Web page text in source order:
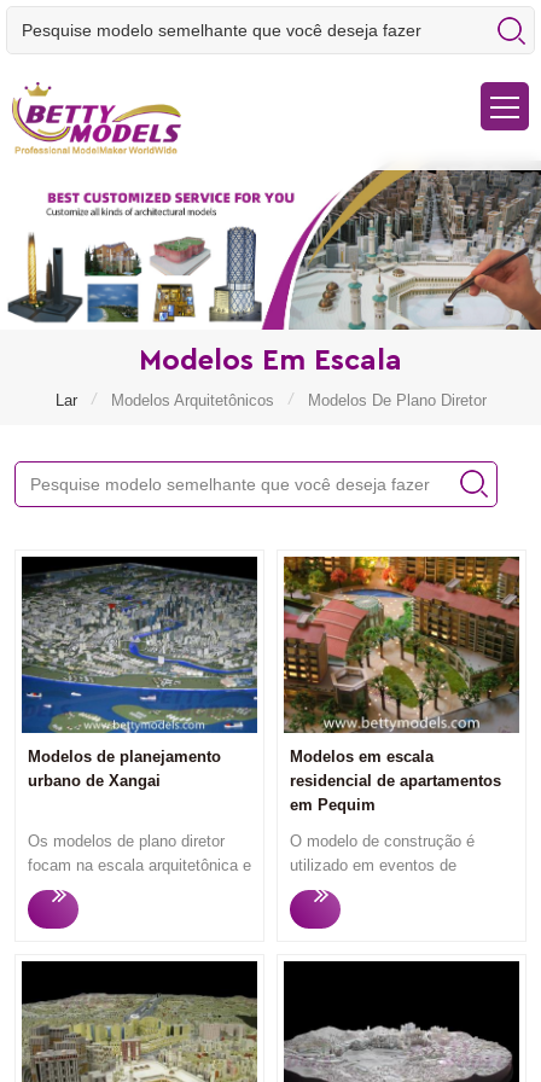
Modelos Em Escala
Lar / Modelos Arquitetônicos / Modelos De Plano Diretor
Modelos de planejamento
urbano de Xangai
Os modelos de plano diretor
focam na escala arquitetônica e
na configuração do espaço
entre as zonas, apresentando
impressão de um planejamento
investimentos e vendas
imobiliárias, os promotores
imobiliários desejam mais que
Modelos em escala
residencial de apartamentos
em Pequim
O modelo de construção é
utilizado em eventos de
marketing ou exposição no
escritório de vendas
potenciais compradores e
que vai comprar ao olhar os
modelos de construção . A